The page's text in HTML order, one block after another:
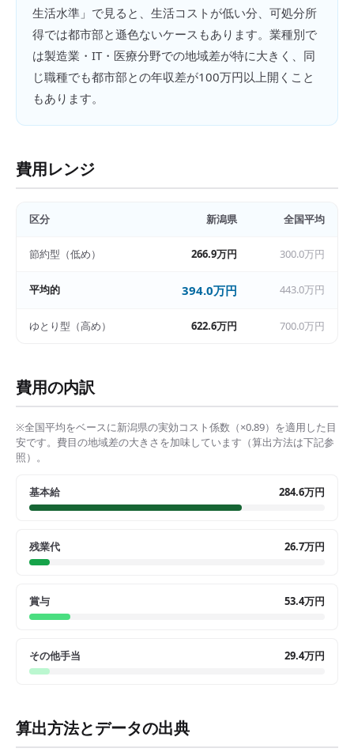
生活水準」で見ると、生活コストが低い分、可処分所
得では都市部と遜色ないケースもあります。業種別で
は製造業・IT・医療分野での地域差が特に大きく、同
じ職種でも都市部との年収差が100万円以上開くこと
もあります。
費用レンジ
区分 新潟県 全国平均
節約型（低め） 266.9万円 300.0万円
平均的 394.0万円 443.0万円
ゆとり型（高め） 622.6万円 700.0万円
費用の内訳
※全国平均をベースに新潟県の実効コスト係数（×0.89）を適用した目
安です。費目の地域差の大きさを加味しています（算出方法は下記参
照）。
基本給 284.6万円
残業代 26.7万円
賞与 53.4万円
その他手当 29.4万円
算出方法とデータの出典